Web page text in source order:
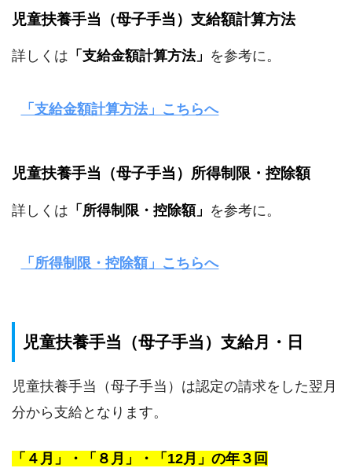
児童扶養手当（母子手当）支給額計算方法
詳しくは 「支給金額計算方法」 を参考に。
「支給金額計算方法」こちらへ
児童扶養手当（母子手当）所得制限・控除額
詳しくは 「所得制限・控除額」 を参考に。
「所得制限・控除額」こちらへ
児童扶養手当（母子手当）支給月・日
児童扶養手当（母子手当）は認定の請求をした翌月
分から支給となります。
「４月」・「８月」・「12月」の年３回